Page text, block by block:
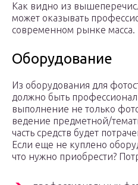
Как видно из
может оказывать
современном рынке масса.
Оборудование
Из оборудования для
должно быть
выполнение не только
ведение предметной/
часть средств будет
Если еще не куплено
что нужно приобрести?